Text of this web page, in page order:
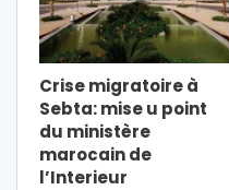
Crise migratoire à
Sebta: mise u point
du ministère
marocain de
l’Interieur